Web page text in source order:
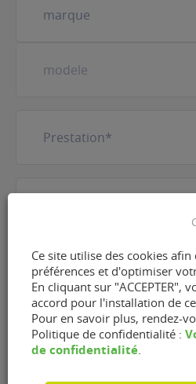
véhicule(Nécessaire)
Téléphone(Nécessaire)
RGPDJ'accepte que FlexFuel
collecte et utilise les
renseignées dans le
Ce site utilise des cookies
préférences et d'optimiser
En cliquant sur "ACCEPTER",
accord pour l'installation de
Pour en savoir plus, rendez-
Politique de confidentialité :
de confidentialité.